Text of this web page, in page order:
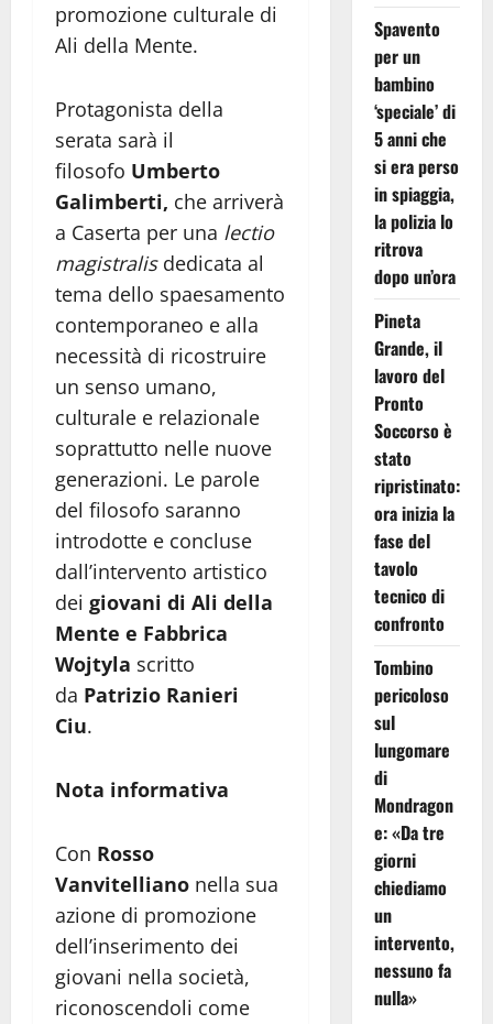
promozione culturale di
Ali della Mente.
Protagonista della
serata sarà il
filosofo Umberto
Galimberti, che arriverà
a Caserta per una lectio
magistralisdedicata al
tema dello spaesamento
contemporaneo e alla
necessità di ricostruire
un senso umano,
culturale e relazionale
soprattutto nelle nuove
generazioni. Le parole
del filosofo saranno
introdotte e concluse
dall’intervento artistico
dei giovani di Ali della
Mente e Fabbrica
Wojtyla scritto
da Patrizio Ranieri
Ciu.
Nota informativa
Con Rosso
Vanvitelliano nella sua
azione di promozione
dell’inserimento dei
giovani nella società,
riconoscendoli come
Spavento
per un
bambino
‘speciale’ di
5 anni che
si era perso
in spiaggia,
la polizia lo
ritrova
dopo un’ora
Pineta
Grande, il
lavoro del
Pronto
Soccorso è
stato
ripristinato:
ora inizia la
fase del
tavolo
tecnico di
confronto
Tombino
pericoloso
sul
lungomare
di
Mondragon
e: «Da tre
giorni
chiediamo
un
intervento,
nessuno fa
nulla»